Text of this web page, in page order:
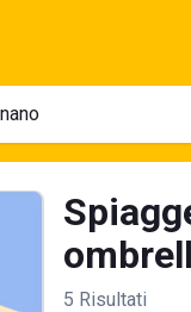
5 Risultati